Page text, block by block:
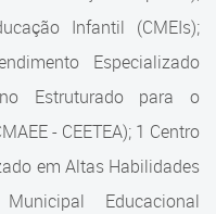
Infantil (CMEIs);
Especializado
Estruturado para o
- CEETEA); 1 Centro
em Altas Habilidades
Educacional